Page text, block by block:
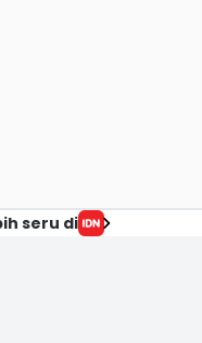
seru di